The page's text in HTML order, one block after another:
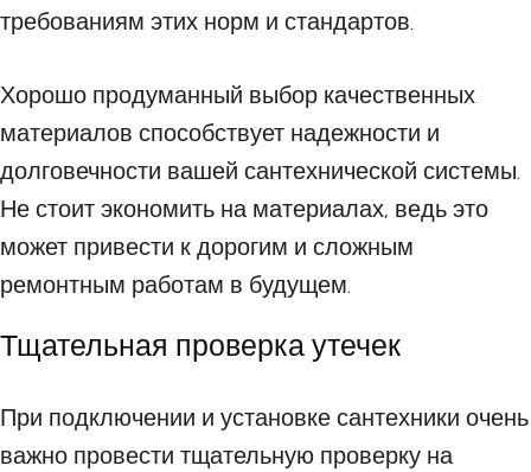
требованиям этих норм и стандартов.
Хорошо продуманный выбор качественных
материалов способствует надежности и
долговечности вашей сантехнической системы.
Не стоит экономить на материалах, ведь это
может привести к дорогим и сложным
ремонтным работам в будущем.
Тщательная проверка утечек
При подключении и установке сантехники очень
важно провести тщательную проверку на